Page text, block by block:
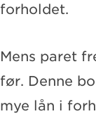
forholdet.
Mens paret
før. Denne
mye lån i